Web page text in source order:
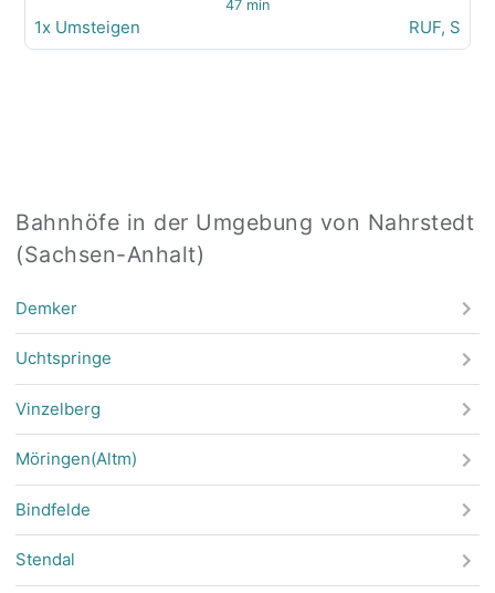
47 min
1x Umsteigen RUF, S
Bahnhöfe in der Umgebung von Nahrstedt
(Sachsen-Anhalt)
Demker
Uchtspringe
Vinzelberg
Möringen(Altm)
Bindfelde
Stendal